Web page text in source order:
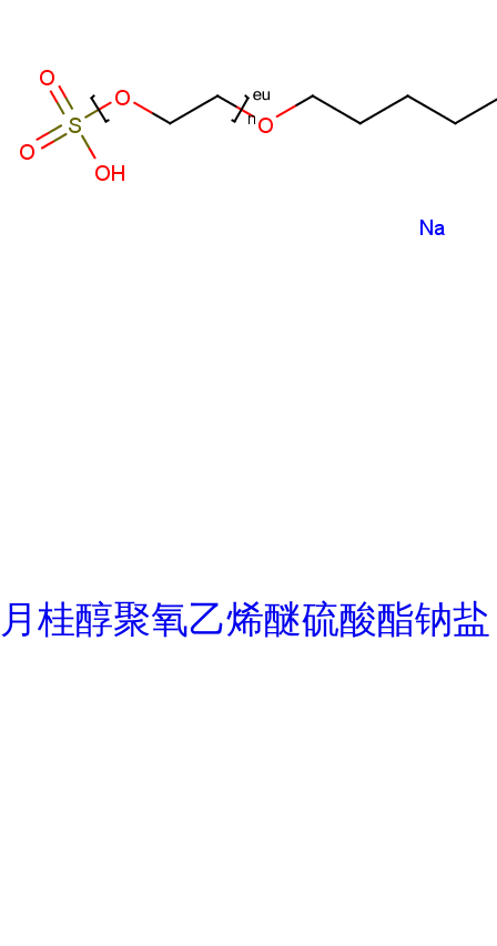
月桂醇聚氧乙烯醚硫酸酯钠盐